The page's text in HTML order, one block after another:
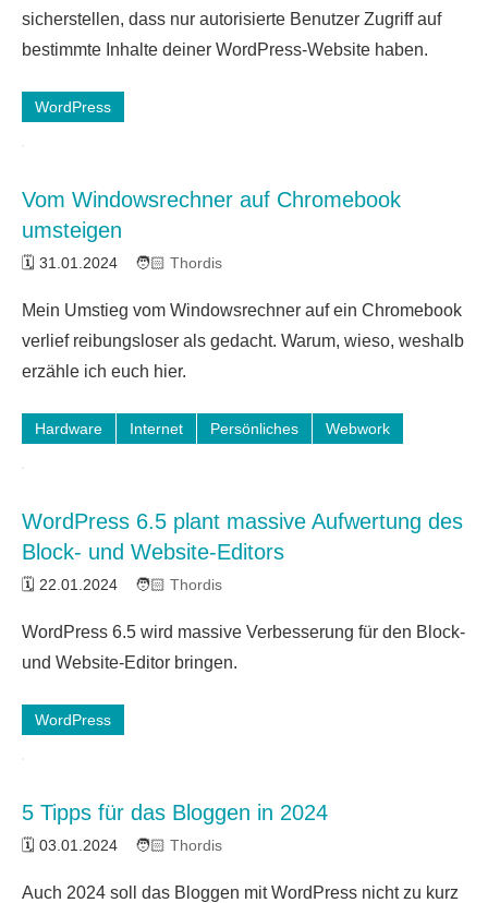
sicherstellen, dass nur autorisierte Benutzer Zugriff auf
bestimmte Inhalte deiner WordPress-Website haben.
WordPress
Vom Windowsrechner auf Chromebook
umsteigen
31.01.2024 Thordis
Ein
Mein Umstieg vom Windowsrechner auf ein Chromebook
verlief reibungsloser als gedacht. Warum, wieso, weshalb
erzähle ich euch hier.
Hardware Internet Persönliches Webwork
WordPress 6.5 plant massive Aufwertung des
Block- und Website-Editors
22.01.2024 Thordis
WordPress 6.5 wird massive Verbesserung für den Block-
und Website-Editor bringen.
WordPress
5 Tipps für das Bloggen in 2024
03.01.2024 Thordis
Auch 2024 soll das Bloggen mit WordPress nicht zu kurz